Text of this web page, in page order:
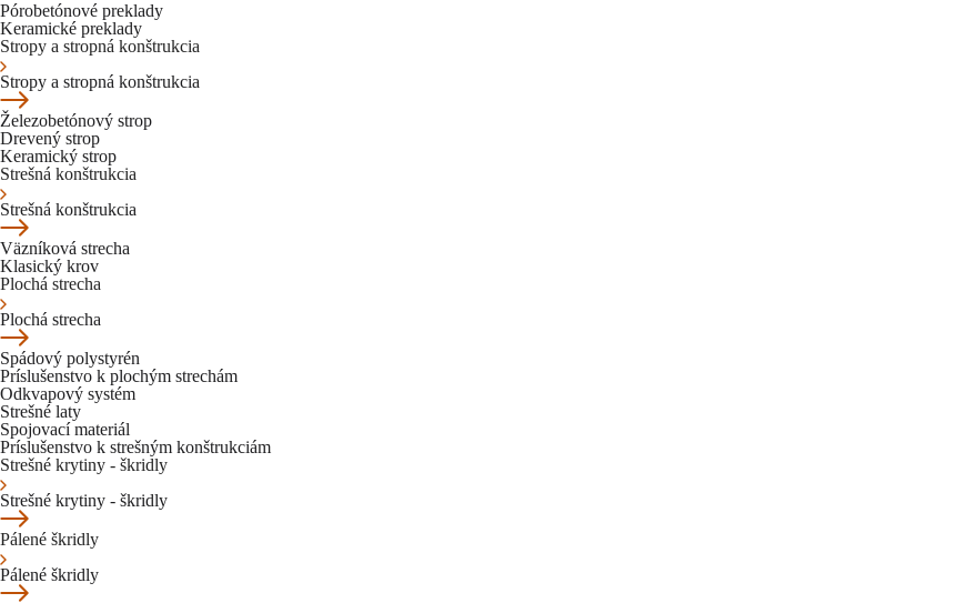
Pórobetónové preklady
Keramické preklady
Stropy a stropná konštrukcia
Stropy a stropná konštrukcia
Železobetónový strop
Drevený strop
Keramický strop
Strešná konštrukcia
Strešná konštrukcia
Väzníková strecha
Klasický krov
Plochá strecha
Plochá strecha
Spádový polystyrén
Príslušenstvo k plochým strechám
Odkvapový systém
Strešné laty
Spojovací materiál
Príslušenstvo k strešným konštrukciám
Strešné krytiny - škridly
Strešné krytiny - škridly
Pálené škridly
Pálené škridly